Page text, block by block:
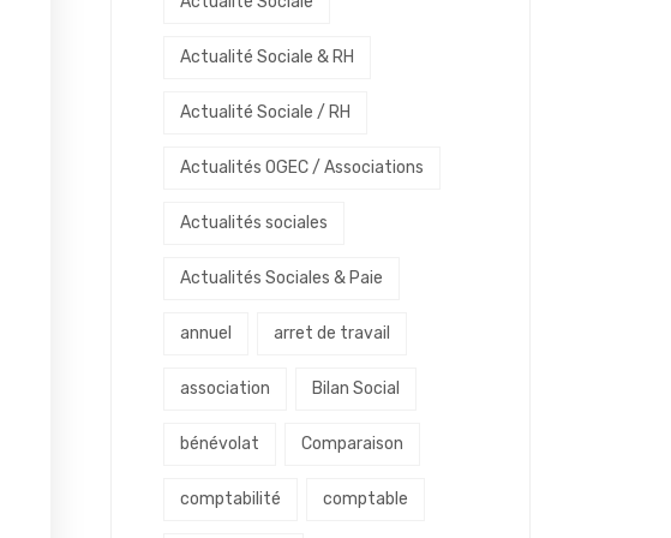
Actualité Sociale & RH
Actualité Sociale / RH
Actualités OGEC / Associations
Actualités sociales
Actualités Sociales & Paie
annuel arret de travail
association Bilan Social
bénévolat Comparaison
comptabilité comptable